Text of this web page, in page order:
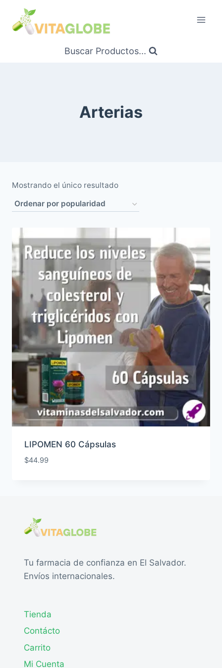
Contenido
Buscar Productos...
Arterias
Mostrando el único resultado
LIPOMEN 60 Cápsulas
$44.99
Tu farmacia de confianza en El Salvador.
Envíos internacionales.
Tienda
Contácto
Carrito
Mi Cuenta